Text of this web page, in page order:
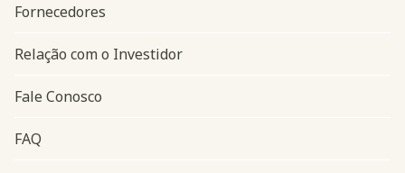
Fornecedores
Relação com o Investidor
Fale Conosco
FAQ